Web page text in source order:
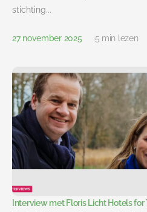
stichting...
27 november 2025 5 min lezen
Interview met Floris Licht Hotels